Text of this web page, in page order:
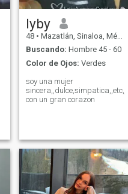
lyby
48 • Mazatlán, Sinaloa, México
Buscando: Hombre 45 - 60
Color de Ojos: Verdes
soy una mujer
sincera,,dulce,simpatica,,etc,,,y
con un gran corazon